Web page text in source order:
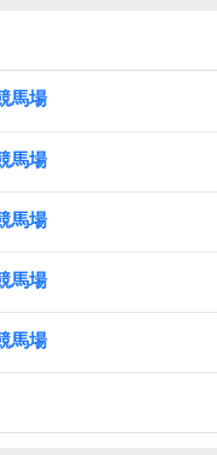
馬場
馬場
馬場
馬場
馬場